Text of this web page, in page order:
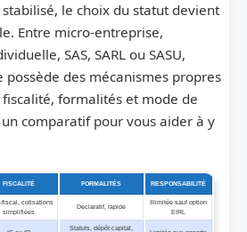
le choix du statut devient
Entre micro-entreprise,
SAS, SARL ou SASU,
possède des mécanismes propres
formalités et mode de
comparatif pour vous aider à y
FISCALITÉ FORMALITÉS RESPONSABILITÉ
fiscal, cotisations
simplifiées
Déclaratif, rapide
Illimitée sauf option
EIRL
Statuts, dépôt capital,